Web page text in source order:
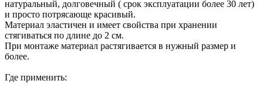
натуральный, долговечный ( срок эксплуатации более 30 лет)
и просто потрясающе красивый.
Материал эластичен и имеет свойства при хранении
стягиваться по длине до 2 см.
При монтаже материал растягивается в нужный размер и
более.
Где применить: